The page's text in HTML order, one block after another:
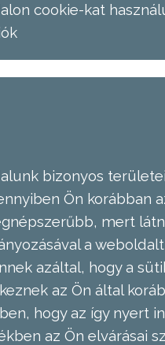
cookie-kat
bizonyos
Ön korábban
mert
a
azáltal, hogy a
az Ön által
hogy az így nyert
az Ön elvárásai